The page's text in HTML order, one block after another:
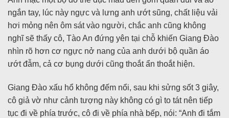
ngắn tay, lúc này ngực và lưng anh ướt sũng, chất liệu vải
hơi mỏng nên ôm sát vào người, chắc anh cũng không
nghĩ sẽ thấy cô, Tào An đứng yên tại chỗ khiến Giang Đào
nhìn rõ hơn cơ ngực nở nang của anh dưới bộ quần áo
ướt đẫm, cả cơ bụng dưới cũng thoắt ẩn thoắt hiện.
Giang Đào xấu hổ không đếm nổi, sau khi sửng sốt 3 giây,
cô giả vờ như cảnh tượng này không có gì to tát nên tiếp
tục đi về phía trước, cô đi về phía nhà bếp, nói: “Anh đi tắm